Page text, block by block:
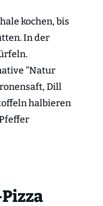
kochen, bis
In der
"Natur
Dill
halbieren